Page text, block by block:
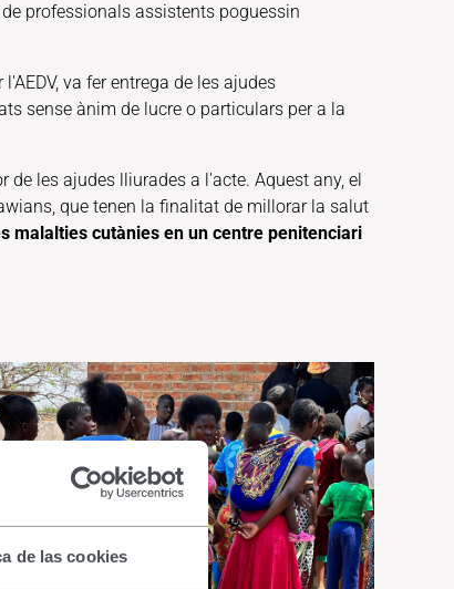
de las cookies
professionals assistents poguessin
va fer entrega de les ajudes
sense ànim de lucre o particulars per a la
de les ajudes lliurades a l'acte. Aquest any, el
que tenen la finalitat de millorar la salut
malalties cutànies en un centre penitenciari